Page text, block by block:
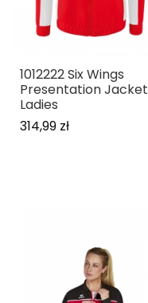
1012222 Six Wings
Presentation Jacket
Ladies
314,99 zł